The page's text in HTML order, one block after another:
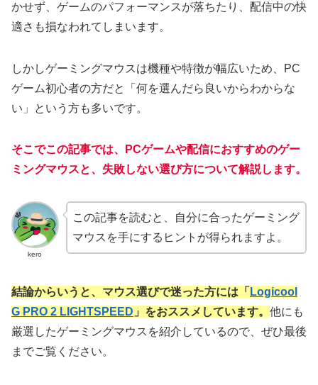
かせず、ゲームのパフォーマンスが落ちたり、配信中の快
適さも損なわれてしまいます。
しかしゲーミングマウスは機種や特徴が幅広いため、PC
ゲーム初心者の方だと「何を選んだら良いからわからな
い」という方も多いです。
そこでこの記事では、PCゲームや配信におすすめのゲー
ミングマウスと、失敗しない選び方について解説します。
kero
この記事を読むと、自分に合ったゲーミング
マウスを手にするヒントが得られますよ。
結論からいうと、マウス選びで迷った方には「 Logicool
G PRO 2 LIGHTSPEED 」をおススメしています。 他にも
厳選したゲーミングマウスを紹介しているので、ぜひ最後
までご覧ください。